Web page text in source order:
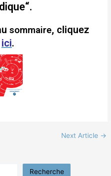
“.
sommaire, cliquez
ici.
Next Article →
Recherche